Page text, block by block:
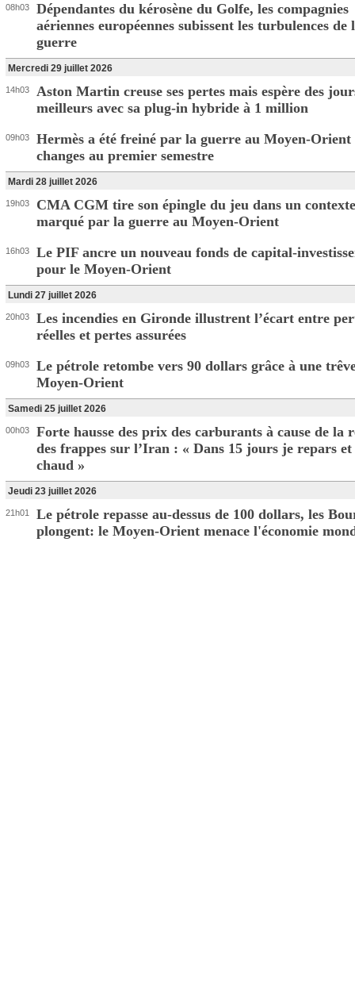
08h03
Dépendantes du kérosène du Golfe, les compagnies
aériennes européennes subissent les turbulences de
guerre
Mercredi 29 juillet 2026
14h03
Aston Martin creuse ses pertes mais espère des
meilleurs avec sa plug-in hybride à 1 million
09h03
Hermès a été freiné par la guerre au Moyen-Orient
changes au premier semestre
Mardi 28 juillet 2026
19h03
CMA CGM tire son épingle du jeu dans un contexte
marqué par la guerre au Moyen-Orient
16h03
Le PIF ancre un nouveau fonds de capital-
pour le Moyen-Orient
Lundi 27 juillet 2026
20h03
Les incendies en Gironde illustrent l’écart entre
réelles et pertes assurées
09h03
Le pétrole retombe vers 90 dollars grâce à une
Moyen-Orient
Samedi 25 juillet 2026
00h03
Forte hausse des prix des carburants à cause de la
des frappes sur l’Iran : « Dans 15 jours je repars et
chaud »
Jeudi 23 juillet 2026
21h01
Le pétrole repasse au-dessus de 100 dollars, les
plongent: le Moyen-Orient menace l'économie